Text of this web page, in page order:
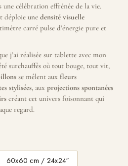
une célébration effrénée de la vie.
déploie une densité visuelle
carré pulse d’énergie pure et
j’ai réalisée sur tablette avec mon
surchauffés où tout bouge, tout vit,
se mêlent aux fleurs
stylisées, aux projections spontanées
créant cet univers foisonnant qui
regard.
60x60 cm / 24x24″